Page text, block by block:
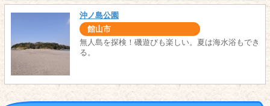
沖ノ島公園
館山市
無人島を探検！磯遊びも楽しい。夏は海水浴もでき
る。